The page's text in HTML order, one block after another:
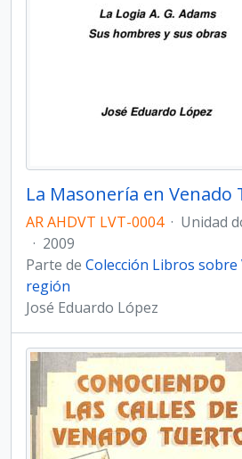
AR AHDVT LVT-0004 · Unidad
· 2009
Parte de Colección Libros
región
José Eduardo López